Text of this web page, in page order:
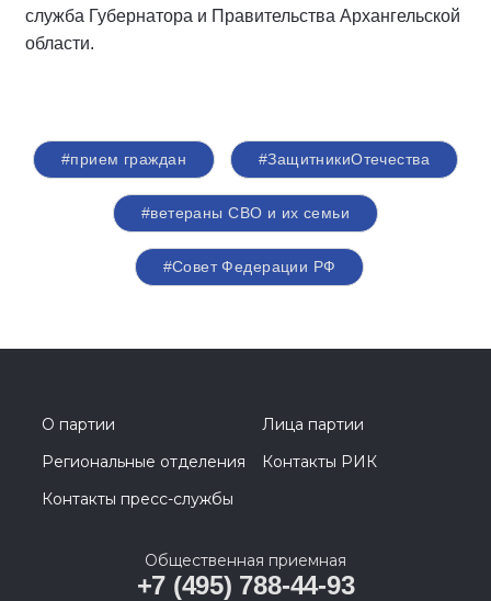
служба Губернатора и Правительства Архангельской
области.
#прием граждан #ЗащитникиОтечества
#ветераны СВО и их семьи
#Совет Федерации РФ
О партии
Лица партии
Региональные отделения
Контакты РИК
Контакты пресс-службы
Общественная приемная
+7 (495) 788-44-93